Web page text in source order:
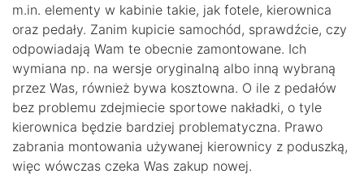
m.in. elementy w kabinie takie, jak fotele, kierownica
oraz pedały. Zanim kupicie samochód, sprawdźcie, czy
odpowiadają Wam te obecnie zamontowane. Ich
wymiana np. na wersje oryginalną albo inną wybraną
przez Was, również bywa kosztowna. O ile z pedałów
bez problemu zdejmiecie sportowe nakładki, o tyle
kierownica będzie bardziej problematyczna. Prawo
zabrania montowania używanej kierownicy z poduszką,
więc wówczas czeka Was zakup nowej.